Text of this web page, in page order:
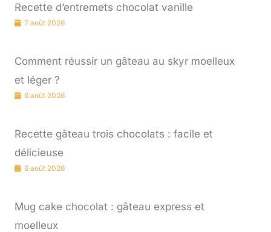
Recette d’entremets chocolat vanille
7 août 2026
Comment réussir un gâteau au skyr moelleux
et léger ?
6 août 2026
Recette gâteau trois chocolats : facile et
délicieuse
6 août 2026
Mug cake chocolat : gâteau express et
moelleux